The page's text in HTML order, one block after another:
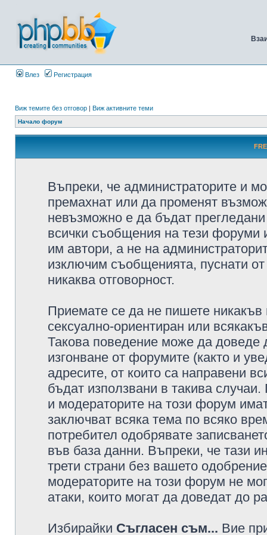
Влез Регистрация
Виж темите без отговор | Виж активните теми
Начало форум
Въпреки, че администраторите и
премахнат или да променят
невъзможно е да бъдат
всички съобщения на тези форуми
им автори, а не на
изключим съобщенията, пуснати
никаква отговорност.
Приемате се да не пишете никакъв
сексуално-ориентиран или
Такова поведение може да доведе
изгонване от форумите (както и
адресите, от които са направени
бъдат използвани в такива
и модераторите на този форум
заключват всяка тема по всяко
потребител одобрявате
във база данни. Въпреки, че тази
трети страни без вашето
модераторите на този форум не
атаки, които могат да доведат до
Избирайки Съгласен съм... Вие